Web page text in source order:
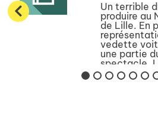
Un terrible
produire au
de Lille. En
vedette voit
une partie
spectacle.
le coup. Sur